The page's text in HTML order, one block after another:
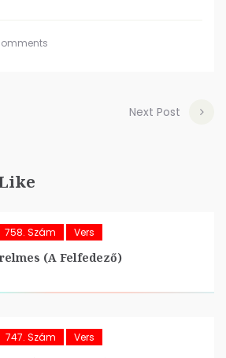
Next Post
758. Szám Vers
(A Felfedező)
747. Szám Vers